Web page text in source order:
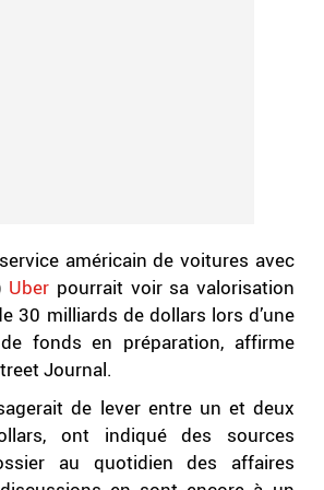
américain de voitures avec
Uber pourrait voir sa valorisation
30 milliards de dollars lors d’une
fonds en préparation, affirme
Journal.
de lever entre un et deux
ont indiqué des sources
au quotidien des affaires